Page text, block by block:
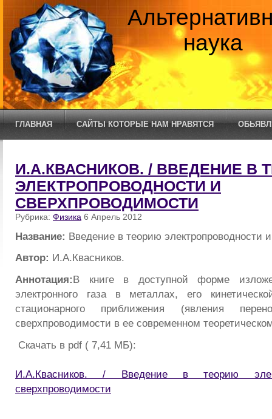
наука
ГЛАВНАЯ САЙТЫ КОТОРЫЕ НАМ НРАВЯТСЯ
И.А.КВАСНИКОВ. / ВВЕДЕНИЕ В
ЭЛЕКТРОПРОВОДНОСТИ И
СВЕРХПРОВОДИМОСТИ
Рубрика: Физика 6 Апрель 2012
Название: Введение в теорию электропроводности
Автор: И.А.Квасников.
Аннотация:В книге в доступной форме
электронного газа в металлах, его
стационарного приближения (явления
сверхпроводимости в ее современном
Скачать в pdf ( 7,41 МБ):
И.А.Квасников. / Введение в теорию
сверхпроводимости